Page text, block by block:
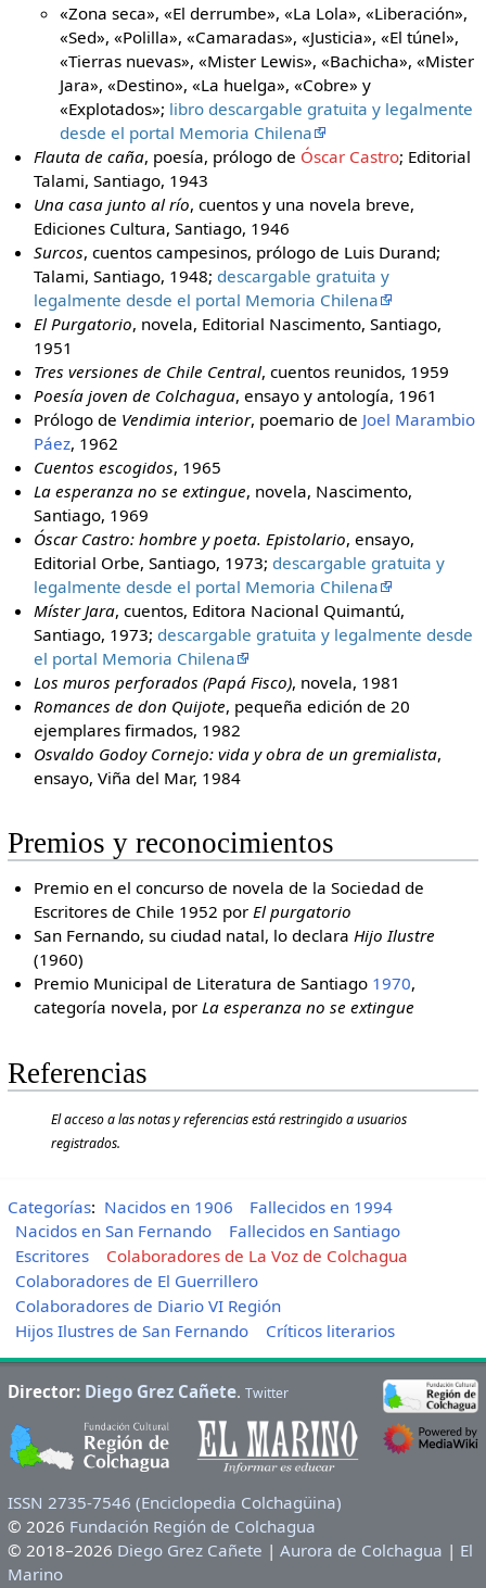
«Zona seca», «El derrumbe», «La Lola», «Liberación»,
«Sed», «Polilla», «Camaradas», «Justicia», «El túnel»,
«Tierras nuevas», «Mister Lewis», «Bachicha», «Mister
Jara», «Destino», «La huelga», «Cobre» y
«Explotados»; libro descargable gratuita y legalmente
desde el portal Memoria Chilena
Flauta de caña, poesía, prólogo de Óscar Castro; Editorial
Talami, Santiago, 1943
Una casa junto al río, cuentos y una novela breve,
Ediciones Cultura, Santiago, 1946
Surcos, cuentos campesinos, prólogo de Luis Durand;
Talami, Santiago, 1948; descargable gratuita y
legalmente desde el portal Memoria Chilena
El Purgatorio, novela, Editorial Nascimento, Santiago,
1951
Tres versiones de Chile Central, cuentos reunidos, 1959
Poesía joven de Colchagua, ensayo y antología, 1961
Prólogo de Vendimia interior, poemario de Joel Marambio
Páez, 1962
Cuentos escogidos, 1965
La esperanza no se extingue, novela, Nascimento,
Santiago, 1969
Óscar Castro: hombre y poeta. Epistolario, ensayo,
Editorial Orbe, Santiago, 1973; descargable gratuita y
legalmente desde el portal Memoria Chilena
Míster Jara, cuentos, Editora Nacional Quimantú,
Santiago, 1973; descargable gratuita y legalmente desde
el portal Memoria Chilena
Los muros perforados (Papá Fisco), novela, 1981
Romances de don Quijote, pequeña edición de 20
ejemplares firmados, 1982
Osvaldo Godoy Cornejo: vida y obra de un gremialista,
ensayo, Viña del Mar, 1984
Premios y reconocimientos
Premio en el concurso de novela de la Sociedad de
Escritores de Chile 1952 porEl purgatorio
San Fernando, su ciudad natal, lo declaraHijo Ilustre
(1960)
Premio Municipal de Literatura de Santiago 1970,
categoría novela, porLa esperanza no se extingue
Referencias
El acceso a las notas y referencias está restringido a usuarios
registrados.
Categorías: Nacidos en 1906
Fallecidos en 1994
Nacidos en San Fernando
Fallecidos en Santiago
Escritores
Colaboradores de La Voz de Colchagua
Colaboradores de El Guerrillero
Colaboradores de Diario VI Región
Hijos Ilustres de San Fernando
Críticos literarios
Director: Diego Grez Cañete. Twitter
ISSN 2735-7546 (Enciclopedia Colchagüina)
© 2026 Fundación Región de Colchagua
© 2018–2026 Diego Grez Cañete | Aurora de Colchagua | El
Marino